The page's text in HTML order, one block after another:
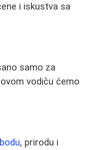
i iskustva sa
samo za
vodiču ćemo
, prirodu i